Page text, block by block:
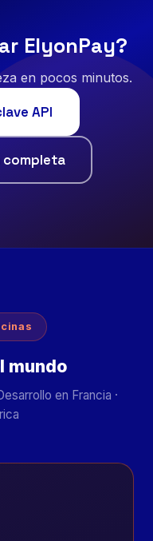
ElyonPay?
en pocos minutos.
API
mundo
en Francia ·